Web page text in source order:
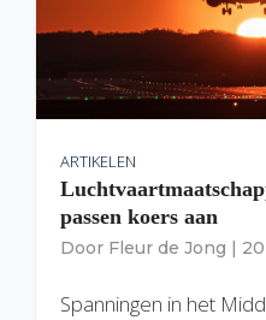
ARTIKELEN
passen koers aan
Door Fleur de Jong |
Spanningen in het